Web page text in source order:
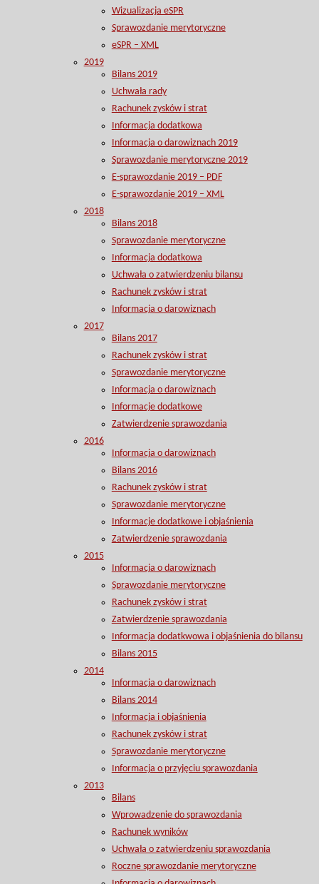
Wizualizacja eSPR
Sprawozdanie merytoryczne
eSPR – XML
2019
Bilans 2019
Uchwała rady
Rachunek zysków i strat
Informacja dodatkowa
Informacja o darowiznach 2019
Sprawozdanie merytoryczne 2019
E-sprawozdanie 2019 – PDF
E-sprawozdanie 2019 – XML
2018
Bilans 2018
Sprawozdanie merytoryczne
Informacja dodatkowa
Uchwała o zatwierdzeniu bilansu
Rachunek zysków i strat
Informacja o darowiznach
2017
Bilans 2017
Rachunek zysków i strat
Sprawozdanie merytoryczne
Informacja o darowiznach
Informacje dodatkowe
Zatwierdzenie sprawozdania
2016
Informacja o darowiznach
Bilans 2016
Rachunek zysków i strat
Sprawozdanie merytoryczne
Informacje dodatkowe i objaśnienia
Zatwierdzenie sprawozdania
2015
Informacja o darowiznach
Sprawozdanie merytoryczne
Rachunek zysków i strat
Zatwierdzenie sprawozdania
Informacja dodatkwowa i objaśnienia do bilansu
Bilans 2015
2014
Informacja o darowiznach
Bilans 2014
Informacja i objaśnienia
Rachunek zysków i strat
Sprawozdanie merytoryczne
Informacja o przyjęciu sprawozdania
2013
Bilans
Wprowadzenie do sprawozdania
Rachunek wyników
Uchwała o zatwierdzeniu sprawozdania
Roczne sprawozdanie merytoryczne